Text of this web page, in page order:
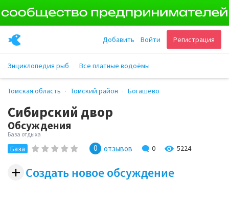
Регистрация
Войти
Добавить
Энциклопедия рыб Все платные водоёмы
Томская область Томский район Богашево
Сибирский двор
Обсуждения
База отдыха
База 0 отзывов 0 5224
+ Создать новое обсуждение